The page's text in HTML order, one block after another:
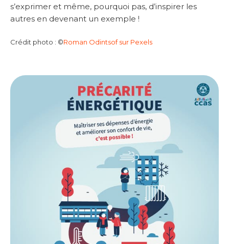
s’exprimer et même, pourquoi pas, d’inspirer les
autres en devenant un exemple !
Crédit photo : ©Roman Odintsof sur Pexels